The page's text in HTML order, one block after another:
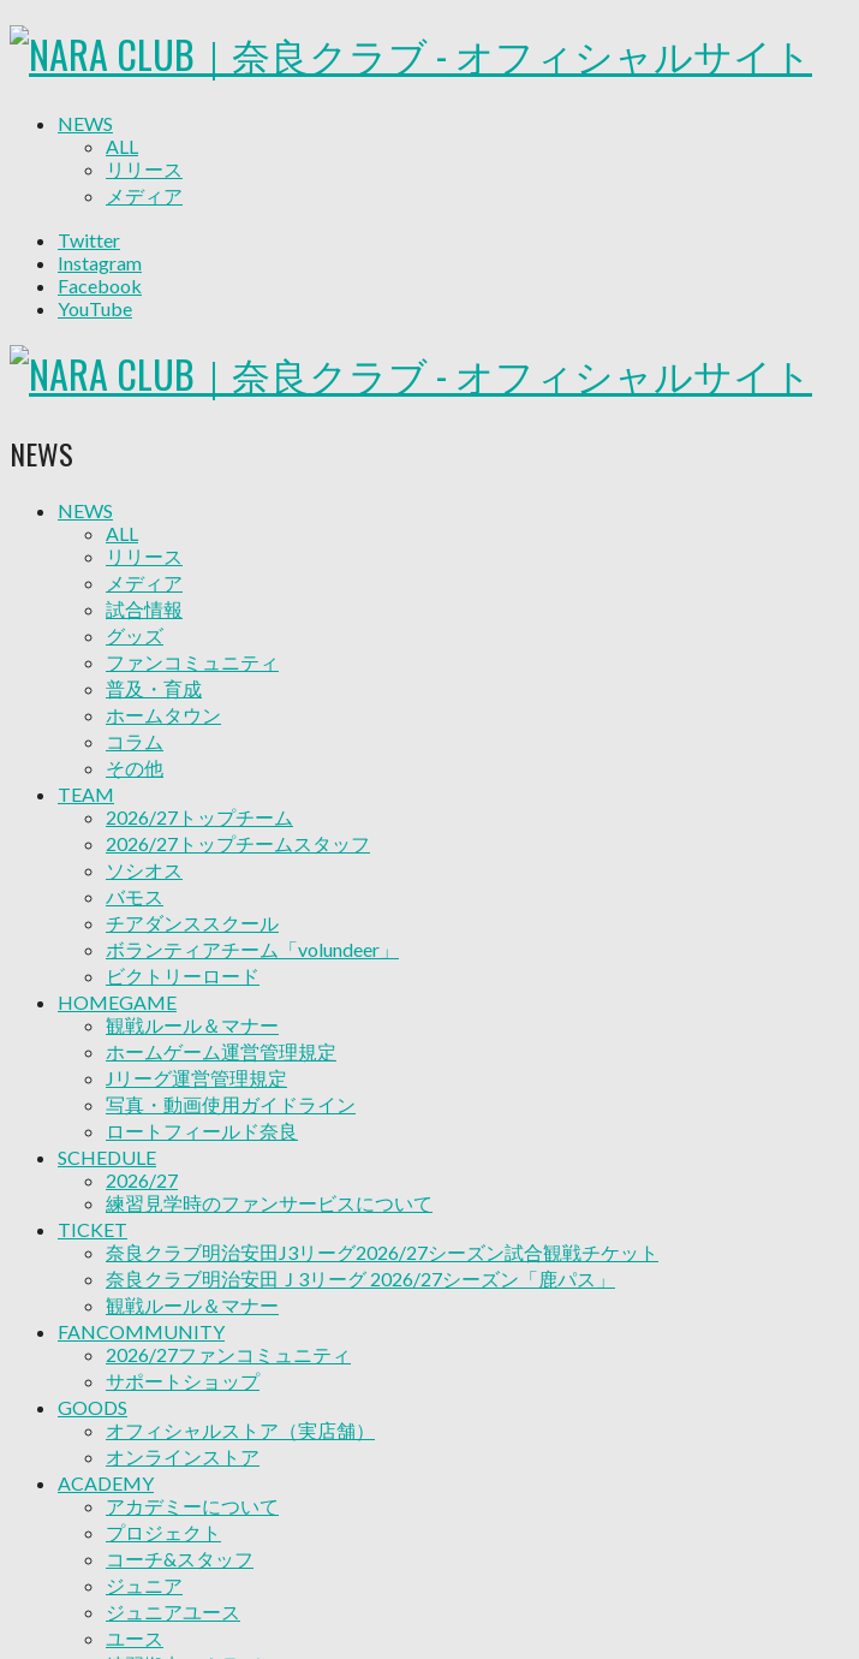
NEWS
ALL
リリース
メディア
グッズ
ファンコミュニティ
普及・育成
コラム
その他
バモス
チアダンススクール
ボランティアチーム「volundeer」
ビクトリーロード
HOMEGAME
観戦ルール＆マナー
ホームゲーム運営管理規定
Jリーグ運営管理規定
写真・動画使用ガイドライン
ロートフィールド奈良
SCHEDULE
2026/27
練習見学時のファンサービスについて
TICKET
奈良クラブ明治安田J3リーグ2026/27シーズン試合観戦チケット
奈良クラブ明治安田Ｊ3リーグ 2026/27シーズン「鹿パス」
観戦ルール＆マナー
FANCOMMUNITY
2026/27ファンコミュニティ
サポートショップ
GOODS
オフィシャルストア（実店舗）
オンラインストア
ACADEMY
アカデミーについて
プロジェクト
コーチ&スタッフ
ジュニア
ジュニアユース
ユース
練習拠点（ナラディーア）
SCHOOL
CLUB
2026/27 パートナー企業
パートナー募集
クラブ理念
クラブ情報
サステナビリティ
Web制作支援
応援プロジェクト
Twitter
Instagram
Facebook
YouTube
NEWS
NEWS
ALL
リリース
メディア
試合情報
グッズ
ファンコミュニティ
普及・育成
ホームタウン
コラム
その他
TEAM
2026/27トップチーム
2026/27トップチームスタッフ
ソシオス
バモス
チアダンススクール
ボランティアチーム「volundeer」
ビクトリーロード
HOMEGAME
観戦ルール＆マナー
ホームゲーム運営管理規定
Jリーグ運営管理規定
写真・動画使用ガイドライン
ロートフィールド奈良
SCHEDULE
2026/27
練習見学時のファンサービスについて
TICKET
奈良クラブ明治安田J3リーグ2026/27シーズン試合観戦チケット
奈良クラブ明治安田Ｊ3リーグ 2026/27シーズン「鹿パス」
観戦ルール＆マナー
FANCOMMUNITY
2026/27ファンコミュニティ
サポートショップ
GOODS
オフィシャルストア（実店舗）
オンラインストア
ACADEMY
アカデミーについて
プロジェクト
コーチ&スタッフ
ジュニア
ジュニアユース
ユース